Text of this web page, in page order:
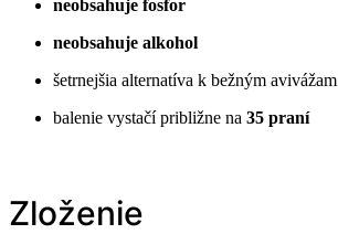
neobsahuje fosfor
neobsahuje alkohol
šetrnejšia alternatíva k bežným avivážam
balenie vystačí približne na 35 praní
Zloženie